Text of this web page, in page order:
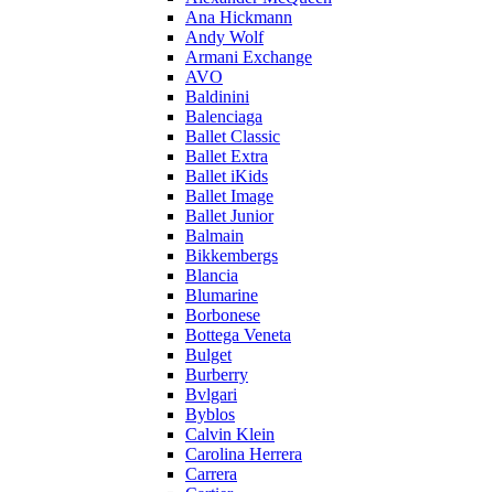
Ana Hickmann
Andy Wolf
Armani Exchange
AVO
Baldinini
Balenciaga
Ballet Classic
Ballet Extra
Ballet iKids
Ballet Image
Ballet Junior
Balmain
Bikkembergs
Blancia
Blumarine
Borbonese
Bottega Veneta
Bulget
Burberry
Bvlgari
Byblos
Calvin Klein
Carolina Herrera
Carrera